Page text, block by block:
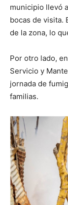
municipio llevó
bocas de visita.
de la zona, lo
Por otro lado,
Servicio y
jornada de
familias.